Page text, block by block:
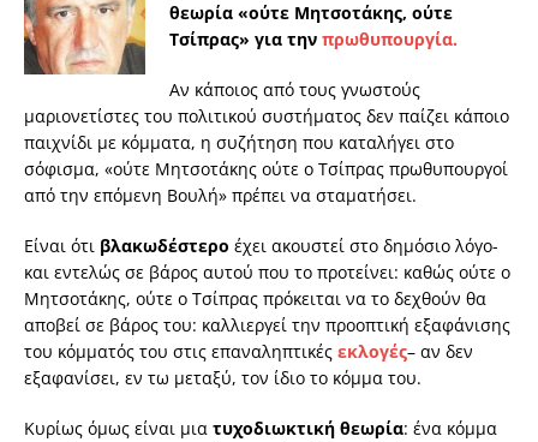
θεωρία «ούτε Μητσοτάκης, ούτε
Τσίπρας» για την πρωθυπουργία.
Αν κάποιος από τους γνωστούς
μαριονετίστες του πολιτικού συστήματος δεν παίζει κάποιο
παιχνίδι με κόμματα, η συζήτηση που καταλήγει στο
σόφισμα, «ούτε Μητσοτάκης ούτε ο Τσίπρας πρωθυπουργοί
από την επόμενη Βουλή» πρέπει να σταματήσει.
Είναι ότι βλακωδέστερο έχει ακουστεί στο δημόσιο λόγο-
και εντελώς σε βάρος αυτού που το προτείνει: καθώς ούτε ο
Μητσοτάκης, ούτε ο Τσίπρας πρόκειται να το δεχθούν θα
αποβεί σε βάρος του: καλλιεργεί την προοπτική εξαφάνισης
του κόμματός του στις επαναληπτικές εκλογές– αν δεν
εξαφανίσει, εν τω μεταξύ, τον ίδιο το κόμμα του.
Κυρίως όμως είναι μια τυχοδιωκτική θεωρία: ένα κόμμα